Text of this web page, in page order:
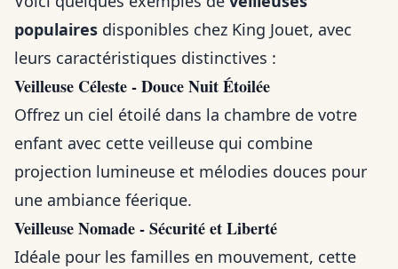
populaires disponibles chez King Jouet, avec
leurs caractéristiques distinctives :
Veilleuse Céleste - Douce Nuit Étoilée
Offrez un ciel étoilé dans la chambre de votre
enfant avec cette veilleuse qui combine
projection lumineuse et mélodies douces pour
une ambiance féerique.
Veilleuse Nomade - Sécurité et Liberté
Idéale pour les familles en mouvement, cette